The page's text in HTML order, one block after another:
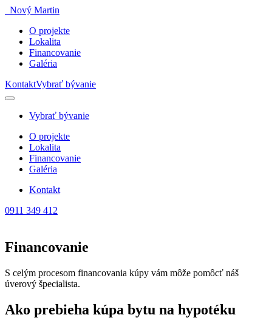
Nový Martin
O projekte
Lokalita
Financovanie
Galéria
KontaktVybrať bývanie
Vybrať bývanie
O projekte
Lokalita
Financovanie
Galéria
Kontakt
0911 349 412
Financovanie
S celým procesom financovania kúpy vám môže pomôcť náš
úverový špecialista.
Ako prebieha kúpa bytu na hypotéku